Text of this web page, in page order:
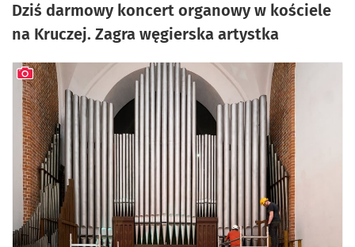
Dziś darmowy koncert organowy w kościele
na Kruczej. Zagra węgierska artystka